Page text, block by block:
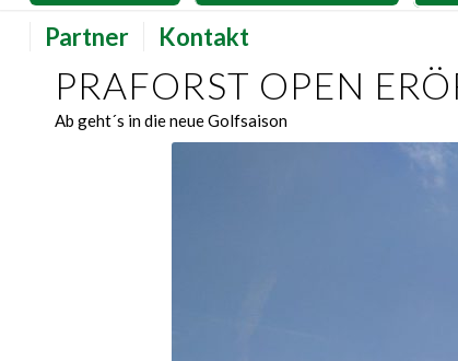
Partner
Kontakt
PRAFORST OPEN
Ab geht´s in die neue Golfsaison